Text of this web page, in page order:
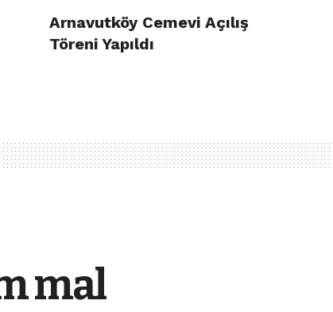
Arnavutköy Cemevi Açılış
Töreni Yapıldı
mal